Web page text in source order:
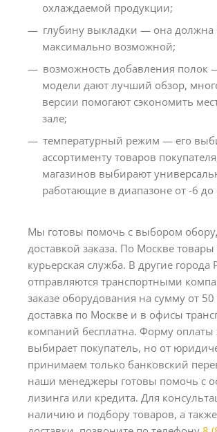
охлаждаемой продукции;
глубину выкладки — она должна
максимально возможной;
возможность добавления полок
модели дают лучший обзор,
версии помогают сэкономить
зале;
температурный режим — его
ассортименту товаров
магазинов выбирают
работающие в диапазоне от -6 до
Мы готовы помочь с выбором
доставкой заказа. По Москве
курьерская служба. В другие города
отправляются транспортными
заказе оборудования на сумму от
доставка по Москве и в офисы
компаний бесплатна. Форму оплаты
выбирает покупатель, но от
принимаем только банковский
наши менеджеры готовы помочь с
лизинга или кредита. Для
наличию и подбору товаров, а